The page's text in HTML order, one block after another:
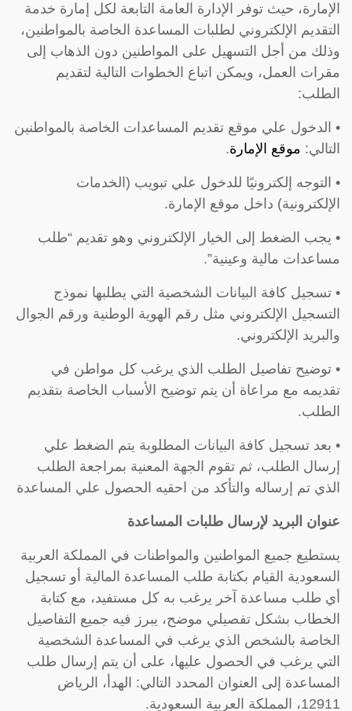
الإمارة، حيث توفر الإدارة العامة التابعة لكل إمارة خدمة
التقديم الإلكتروني لطلبات المساعدة الخاصة بالمواطنين،
وذلك من أجل التسهيل على المواطنين دون الذهاب إلى
مقرات العمل، ويمكن اتباع الخطوات التالية لتقديم
الطلب:
• الدخول علي موقع تقديم المساعدات الخاصة بالمواطنين
التالي: موقع الإمارة.
• التوجه إلكترونيًا للدخول علي تبويب (الخدمات
الإلكترونية) داخل موقع الإمارة.
• يجب الضغط إلى الخيار الإلكتروني وهو تقديم “طلب
مساعدات مالية وعينية”.
• تسجيل كافة البيانات الشخصية التي يطلبها نموذج
التسجيل الإلكتروني مثل رقم الهوية الوطنية ورقم الجوال
والبريد الإلكتروني.
• توضيح تفاصيل الطلب الذي يرغب كل مواطن في
تقديمه مع مراعاة أن يتم توضيح الأسباب الخاصة بتقديم
الطلب.
• بعد تسجيل كافة البيانات المطلوبة يتم الضغط علي
إرسال الطلب، ثم تقوم الجهة المعنية بمراجعة الطلب
الذي تم إرساله والتأكد من احقيه الحصول علي المساعدة
عنوان البريد لإرسال طلبات المساعدة
يستطيع جميع المواطنين والمواطنات في المملكة العربية
السعودية القيام بكتابة طلب المساعدة المالية أو تسجيل
أي طلب مساعدة آخر يرغب به كل مستفيد، مع كتابة
الخطاب بشكل تفصيلي موضح، يبرز فيه جميع التفاصيل
الخاصة بالشخص الذي يرغب في المساعدة الشخصية
التي يرغب في الحصول عليها، على أن يتم إرسال طلب
المساعدة إلى العنوان المحدد التالي: الهدأ، الرياض
12911، المملكة العربية السعودية.